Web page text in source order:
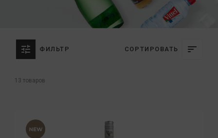
ФИЛЬТР СОРТИРОВАТЬ
13 товаров